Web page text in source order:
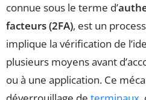
connue sous le terme d’
facteurs (2FA), est un
implique la vérification de
plusieurs moyens avant
ou à une application. Ce